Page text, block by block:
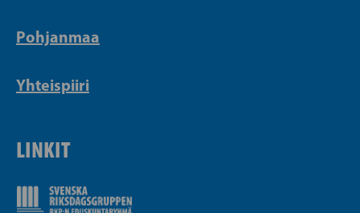
Pohjanmaa
Yhteispiiri
LINKIT